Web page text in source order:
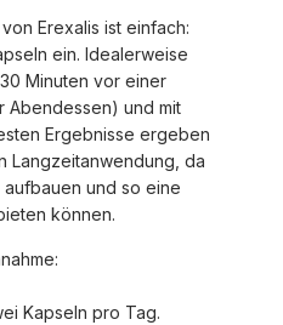
Erexalis ist einfach:
ein. Idealerweise
Minuten vor einer
Abendessen) und mit
Ergebnisse ergeben
Langzeitanwendung, da
und so eine
können.
Kapseln pro Tag.